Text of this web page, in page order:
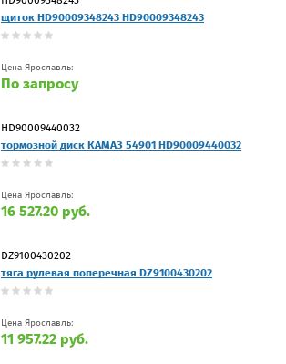
щиток HD90009348243 HD90009348243
Цена Ярославль:
По запросу
HD90009440032
тормозной диск КАМАЗ 54901 HD90009440032
Цена Ярославль:
16 527.20 руб.
DZ9100430202
тяга рулевая поперечная DZ9100430202
Цена Ярославль:
11 957.22 руб.